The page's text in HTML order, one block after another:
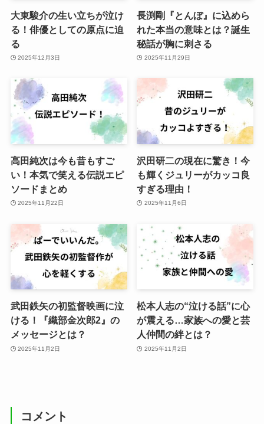
大東駿介の生い立ちが泣け
る！俳優としての原点に迫
る
2025年12月3日
長渕剛『とんぼ』に込めら
れた本当の意味とは？誕生
秘話が胸に刺さる
2025年11月29日
高田純次は今も昔もすご
い！本気で笑える伝説エピ
ソードまとめ
2025年11月22日
沢田研二の現在に驚き！今
も輝くジュリーがカッコ良
すぎる理由！
2025年11月6日
武田鉄矢の初監督映画に泣
ける！『織部金次郎2』の
メッセージとは？
2025年11月2日
松本人志の“泣ける話”に心
が震える…家族への愛と芸
人仲間の絆とは？
2025年11月2日
コメント